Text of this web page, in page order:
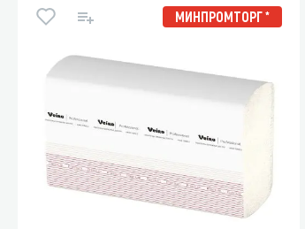
МИНПРОМТОРГ *